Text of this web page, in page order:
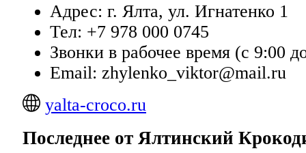
Адрес: г. Ялта, ул. Игнатенко 1
Тел: +7 978 000 0745
Звонки в рабочее время (с 9:00
Email: zhylenko_viktor@mail.ru
yalta-croco.ru
Последнее от Ялтинский